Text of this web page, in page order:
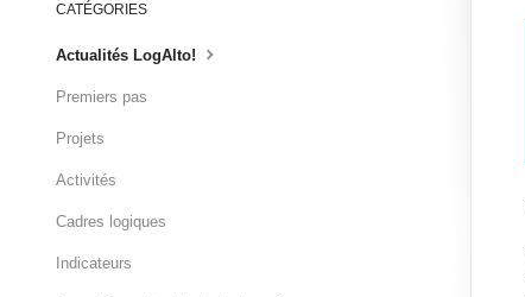
CATÉGORIES
Actualités LogAlto!
Premiers pas
Projets
Activités
Cadres logiques
Indicateurs